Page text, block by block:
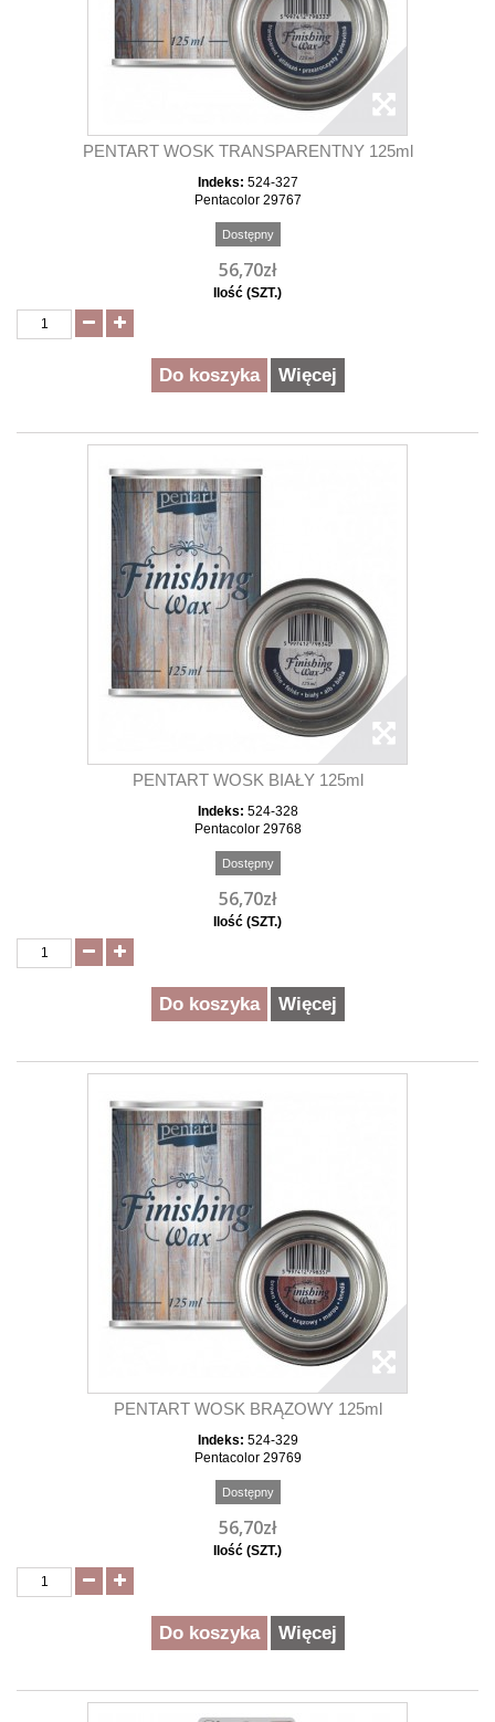
PENTART WOSK TRANSPARENTNY 125ml
Indeks: 524-327
Pentacolor 29767
Dostępny
56,70zł
Ilość (SZT.)
Do koszyka Więcej
PENTART WOSK BIAŁY 125ml
Indeks: 524-328
Pentacolor 29768
Dostępny
56,70zł
Ilość (SZT.)
Do koszyka Więcej
PENTART WOSK BRĄZOWY 125ml
Indeks: 524-329
Pentacolor 29769
Dostępny
56,70zł
Ilość (SZT.)
Do koszyka Więcej